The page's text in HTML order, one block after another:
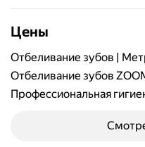
Цены
Отбеливание зубов
Профессиональная